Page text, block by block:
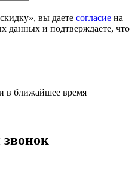
вы даете согласие на
данных и подтверждаете, что
в ближайшее время
звонок